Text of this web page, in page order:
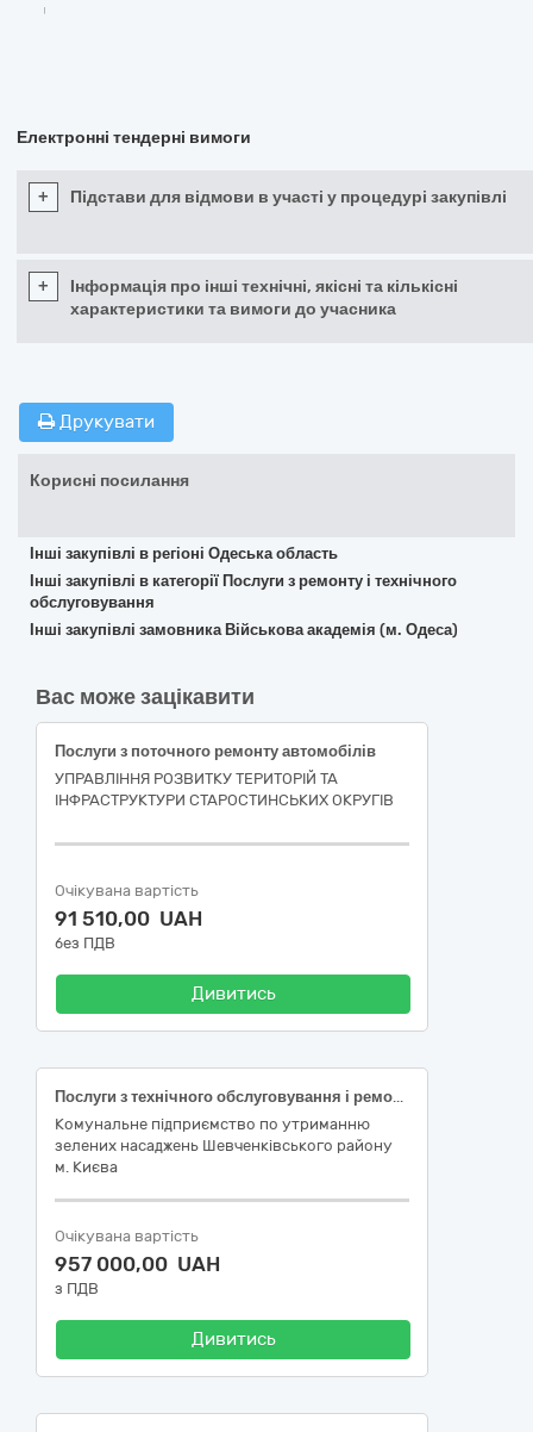
Електронні тендерні вимоги
+ Підстави для відмови в участі у процедурі закупівлі
+
Інформація про інші технічні, якісні та кількісні
характеристики та вимоги до учасника
Друкувати
Корисні посилання
Інші закупівлі в регіоні Одеська область
Інші закупівлі в категорії Послуги з ремонту і технічного
обслуговування
Інші закупівлі замовника Військова академія (м. Одеса)
Вас може зацікавити
Послуги з поточного ремонту автомобілів
УПРАВЛІННЯ РОЗВИТКУ ТЕРИТОРІЙ ТА
ІНФРАСТРУКТУРИ СТАРОСТИНСЬКИХ ОКРУГІВ
Очікувана вартість
91 510,00 UAH
без ПДВ
Дивитись
Послуги з технічного обслуговування і ремонту автомобільного транспорту
Комунальне підприємство по утриманню
зелених насаджень Шевченківського району
м. Києва
Очікувана вартість
957 000,00 UAH
з ПДВ
Дивитись